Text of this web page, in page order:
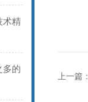
术精
多的
上一篇：